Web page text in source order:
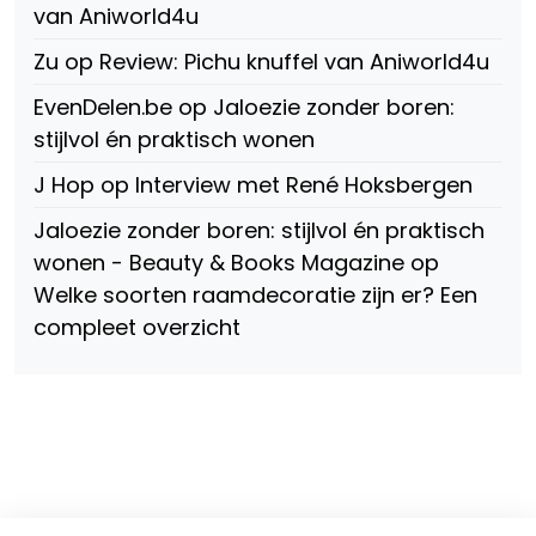
van Aniworld4u
Zu op Review: Pichu knuffel van Aniworld4u
EvenDelen.be op Jaloezie zonder boren:
stijlvol én praktisch wonen
J Hop op Interview met René Hoksbergen
Jaloezie zonder boren: stijlvol én praktisch
wonen - Beauty & Books Magazine op
Welke soorten raamdecoratie zijn er? Een
compleet overzicht